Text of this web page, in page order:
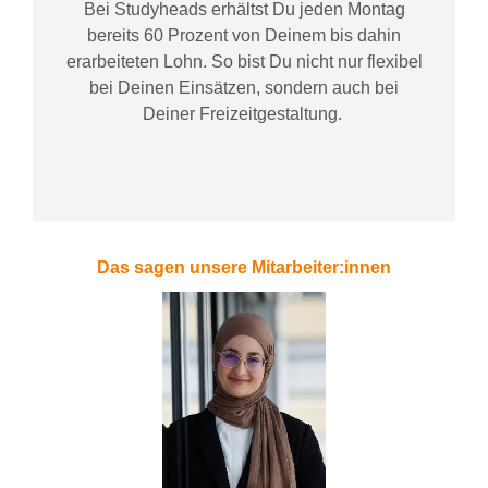
Bei Studyheadserhältst Du jeden Montag
bereits 60 Prozent von Deinem bis dahin
erarbeiteten Lohn. So bist Du nicht nur flexibel
bei Deinen Einsätzen, sondern auch bei
DeinerFreizeitgestaltung.
Das sagen unsere Mitarbeiter:innen